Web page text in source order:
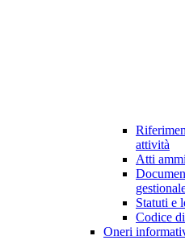
attività
Atti
Statuti e
Codice
Oneri